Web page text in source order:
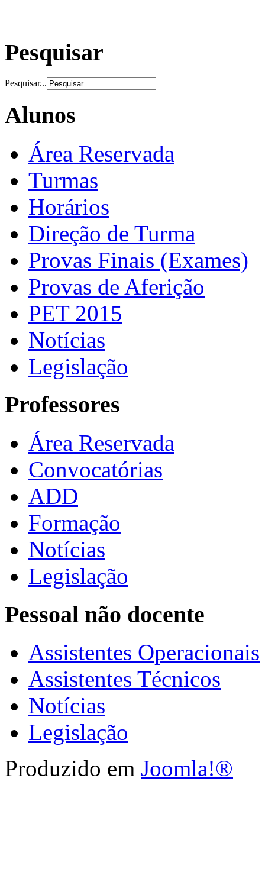
Pesquisar
Pesquisar...
Alunos
Área Reservada
Turmas
Horários
Direção de Turma
Provas Finais (Exames)
Provas de Aferição
PET 2015
Notícias
Legislação
Professores
Área Reservada
Convocatórias
ADD
Formação
Notícias
Legislação
Pessoal não docente
Assistentes Operacionais
Assistentes Técnicos
Notícias
Legislação
Produzido em Joomla!®